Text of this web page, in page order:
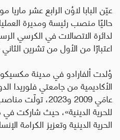
عيّن البابا لاوُن الرابع عشر
حاليًا منصب رئيسة ومديرة
لدائرة الاتصالات في الكرسي
اعتبارًا من الأول من تشرين الثاني 2026
وُلدت ألفارادو في مدينة
الأكاديمية من جامعتي فلوريدا
عامَي 2009
للحرية الدينية»، حيث شاركت في
الحرية الدينية وتعزيز الكرامة